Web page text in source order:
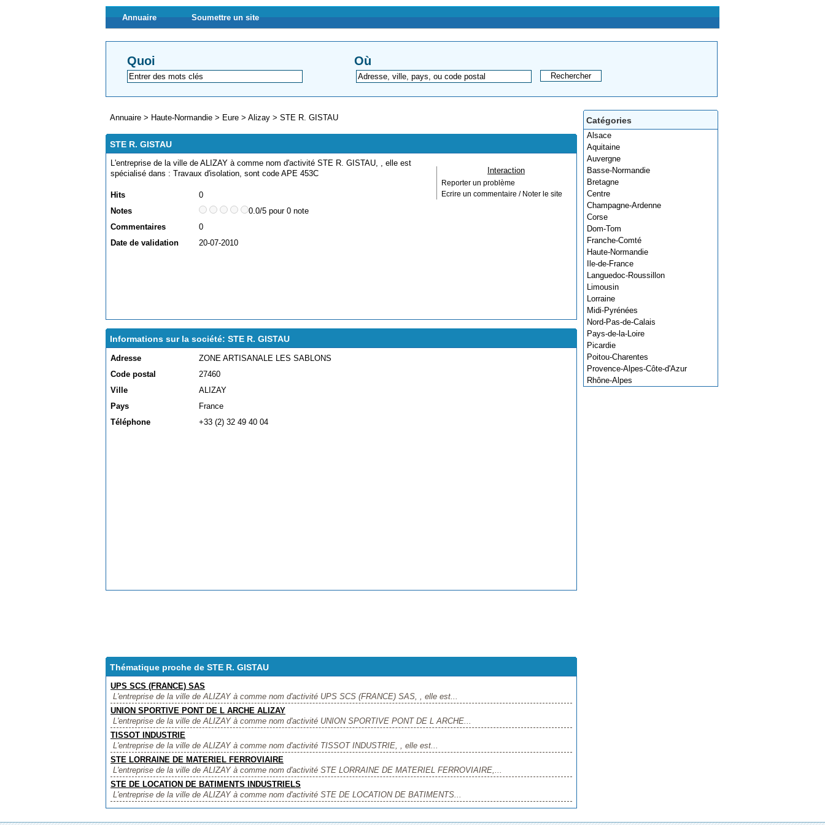
Annuaire Soumettre un site
Quoi Où
Catégories
Alsace
Aquitaine
Auvergne
Basse-Normandie
Bretagne
Centre
Champagne-Ardenne
Corse
Dom-Tom
Franche-Comté
Haute-Normandie
Ile-de-France
Languedoc-Roussillon
Limousin
Lorraine
Midi-Pyrénées
Nord-Pas-de-Calais
Pays-de-la-Loire
Picardie
Poitou-Charentes
Provence-Alpes-Côte-d'Azur
Rhône-Alpes
Annuaire > Haute-Normandie > Eure > Alizay > STE R. GISTAU
STE R. GISTAU
L'entreprise de la ville de ALIZAY à comme nom d'activité STE R. GISTAU, , elle est
spécialisé dans : Travaux d'isolation, sont code APE 453C
Hits
0
Notes
0.0/5 pour 0 note
Commentaires
0
Date de validation
20-07-2010
Interaction
Reporter un problème
Ecrire un commentaire / Noter le site
Informations sur la société: STE R. GISTAU
Adresse
ZONE ARTISANALE LES SABLONS
Code postal
27460
Ville
ALIZAY
Pays
France
Téléphone
+33 (2) 32 49 40 04
Thématique proche de STE R. GISTAU
UPS SCS (FRANCE) SAS
L'entreprise de la ville de ALIZAY à comme nom d'activité UPS SCS (FRANCE) SAS, , elle est...
UNION SPORTIVE PONT DE L ARCHE ALIZAY
L'entreprise de la ville de ALIZAY à comme nom d'activité UNION SPORTIVE PONT DE L ARCHE...
TISSOT INDUSTRIE
L'entreprise de la ville de ALIZAY à comme nom d'activité TISSOT INDUSTRIE, , elle est...
STE LORRAINE DE MATERIEL FERROVIAIRE
L'entreprise de la ville de ALIZAY à comme nom d'activité STE LORRAINE DE MATERIEL FERROVIAIRE,...
STE DE LOCATION DE BATIMENTS INDUSTRIELS
L'entreprise de la ville de ALIZAY à comme nom d'activité STE DE LOCATION DE BATIMENTS...